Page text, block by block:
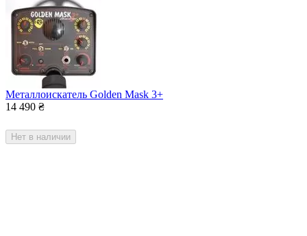
​Металлоискатель Golden Mask 3+
14 490 ₴
Нет в наличии